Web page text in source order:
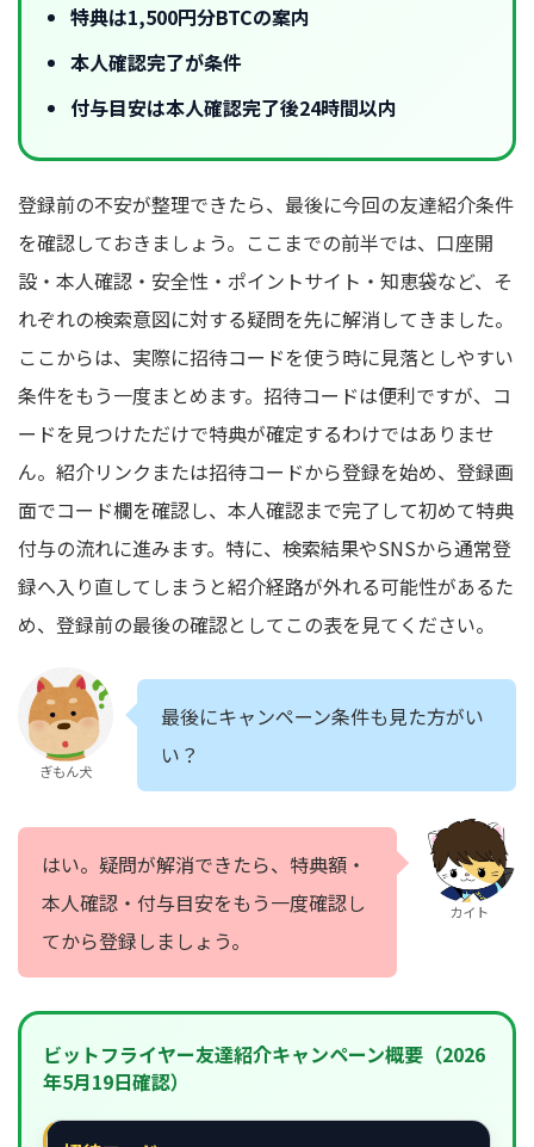
特典は1,500円分BTCの案内
本人確認完了が条件
付与目安は本人確認完了後24時間以内
登録前の不安が整理できたら、最後に今回の友達紹介条件
を確認しておきましょう。ここまでの前半では、口座開
設・本人確認・安全性・ポイントサイト・知恵袋など、そ
れぞれの検索意図に対する疑問を先に解消してきました。
ここからは、実際に招待コードを使う時に見落としやすい
条件をもう一度まとめます。招待コードは便利ですが、コ
ードを見つけただけで特典が確定するわけではありませ
ん。紹介リンクまたは招待コードから登録を始め、登録画
面でコード欄を確認し、本人確認まで完了して初めて特典
付与の流れに進みます。特に、検索結果やSNSから通常登
録へ入り直してしまうと紹介経路が外れる可能性があるた
め、登録前の最後の確認としてこの表を見てください。
ぎもん犬
最後にキャンペーン条件も見た方がい
い？
はい。疑問が解消できたら、特典額・
本人確認・付与目安をもう一度確認し
てから登録しましょう。
カイト
ビットフライヤー友達紹介キャンペーン概要（2026
年5月19日確認）